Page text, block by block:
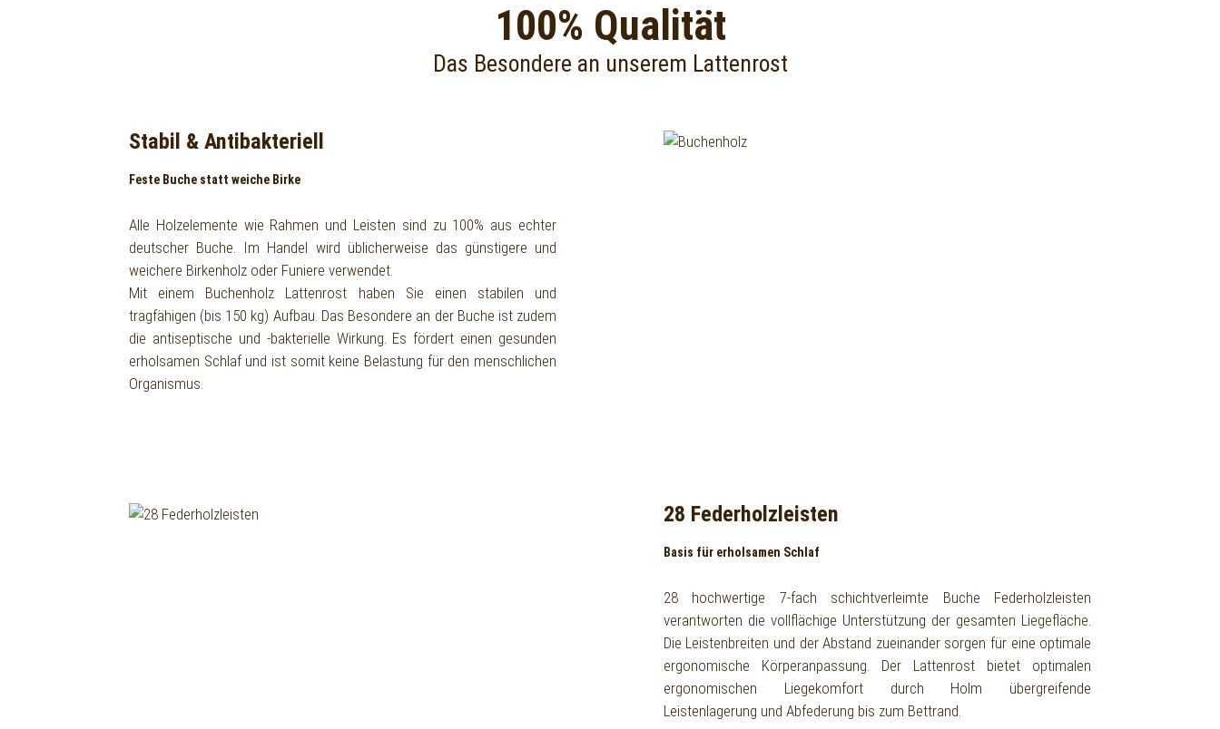
100% Qualität
Das Besondere an unserem Lattenrost
Stabil & Antibakteriell
Feste Buche statt weiche Birke
Alle Holzelemente wie Rahmen und Leisten sind zu 100% aus echter
deutscher Buche. Im Handel wird üblicherweise das günstigere und
weichere Birkenholz oder Funiere verwendet.
Mit einem Buchenholz Lattenrost haben Sie einen stabilen und
tragfähigen (bis 150 kg) Aufbau. Das Besondere an der Buche ist zudem
die antiseptische und -bakterielle Wirkung. Es fördert einen gesunden
erholsamen Schlaf und ist somit keine Belastung für den menschlichen
Organismus.
28 Federholzleisten
Basis für erholsamen Schlaf
28 hochwertige 7-fach schichtverleimte Buche Federholzleisten
verantworten die vollflächige Unterstützung der gesamten Liegefläche.
Die Leistenbreiten und der Abstand zueinander sorgen für eine optimale
ergonomische Körperanpassung. Der Lattenrost bietet optimalen
ergonomischen Liegekomfort durch Holm übergreifende
Leistenlagerung und Abfederung bis zum Bettrand.